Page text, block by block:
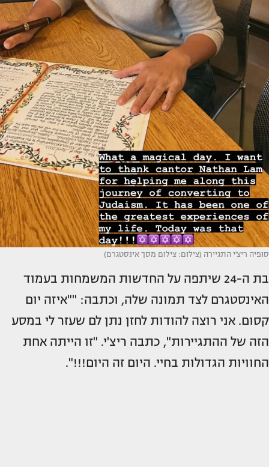
סופיה ריצ'י התגיירה (צילום: צילום מסך אינסטגרם)
בת ה-24 שיתפה על החדשות המשמחות בעמוד
האינסטגרם לצד תמונה שלה, וכתבה: ""איזה יום
קסום. אני רוצה להודות לחזן נתן לם שעזר לי במסע
הזה של ההתגיירות", כתבה ריצ'י. "זו הייתה אחת
החוויות הגדולות בחיי. היום זה היום!!!".